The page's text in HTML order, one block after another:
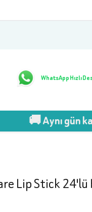
WhatsApp Hızlı
Aynı gün kargo
Lip Stick